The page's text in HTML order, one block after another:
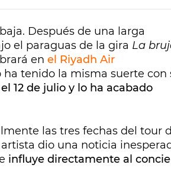
Después de una larga
el paraguas de la gira La
en el Riyadh Air
tenido la misma suerte con
12 de julio y lo ha acabado
las tres fechas del tour
dio una noticia
influye directamente al